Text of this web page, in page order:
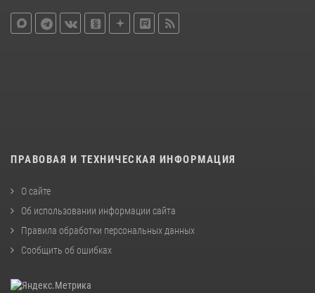
ПРАВОВАЯ И ТЕХНИЧЕСКАЯ ИНФОРМАЦИЯ
О сайте
Об использовании информации сайта
Правила обработки персональных данных
Сообщить об ошибках